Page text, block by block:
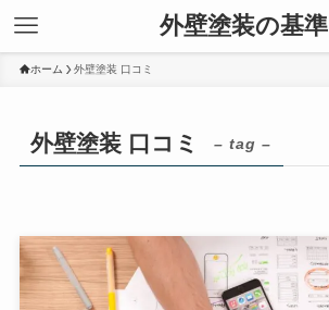
外壁塗装の基準
ホーム 外壁塗装 口コミ
外壁塗装 口コミ – tag –